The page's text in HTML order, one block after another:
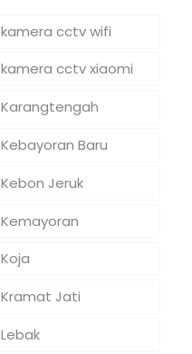
kamera cctv wifi
kamera cctv xiaomi
Karangtengah
Kebayoran Baru
Kebon Jeruk
Kemayoran
Koja
Kramat Jati
Lebak